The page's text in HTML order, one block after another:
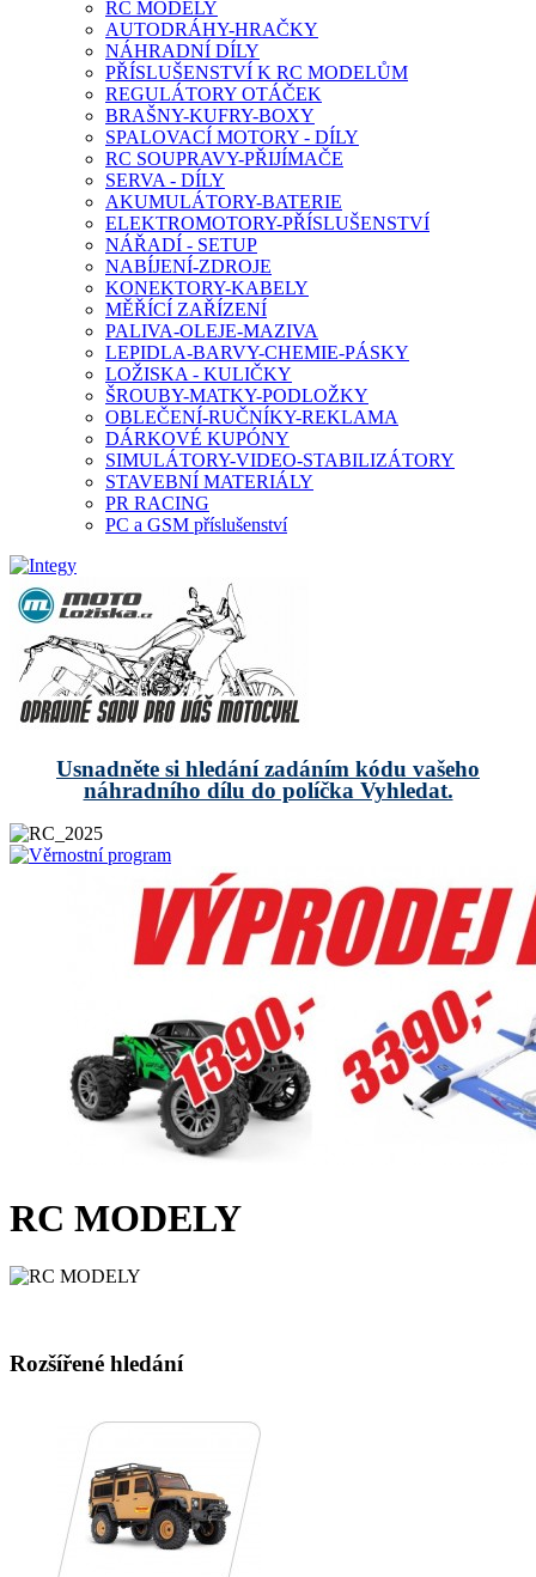
RC MODELY
AUTODRÁHY-HRAČKY
NÁHRADNÍ DÍLY
PŘÍSLUŠENSTVÍ K RC MODELŮM
REGULÁTORY OTÁČEK
BRAŠNY-KUFRY-BOXY
SPALOVACÍ MOTORY - DÍLY
RC SOUPRAVY-PŘIJÍMAČE
SERVA - DÍLY
AKUMULÁTORY-BATERIE
ELEKTROMOTORY-PŘÍSLUŠENSTVÍ
NÁŘADÍ - SETUP
NABÍJENÍ-ZDROJE
KONEKTORY-KABELY
MĚŘÍCÍ ZAŘÍZENÍ
PALIVA-OLEJE-MAZIVA
LEPIDLA-BARVY-CHEMIE-PÁSKY
LOŽISKA - KULIČKY
ŠROUBY-MATKY-PODLOŽKY
OBLEČENÍ-RUČNÍKY-REKLAMA
DÁRKOVÉ KUPÓNY
SIMULÁTORY-VIDEO-STABILIZÁTORY
STAVEBNÍ MATERIÁLY
PR RACING
PC a GSM příslušenství
Usnadněte si hledání zadáním kódu vašeho
náhradního dílu do políčka Vyhledat.
RC MODELY
Rozšířené hledání